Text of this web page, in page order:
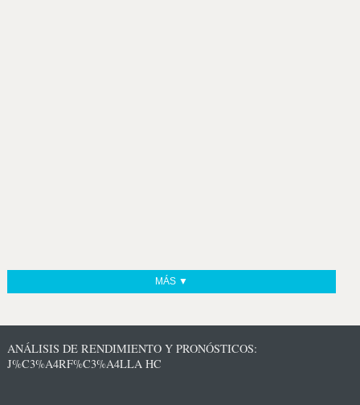
MÁS ▼
ANÁLISIS DE RENDIMIENTO Y PRONÓSTICOS:
J%C3%A4RF%C3%A4LLA HC